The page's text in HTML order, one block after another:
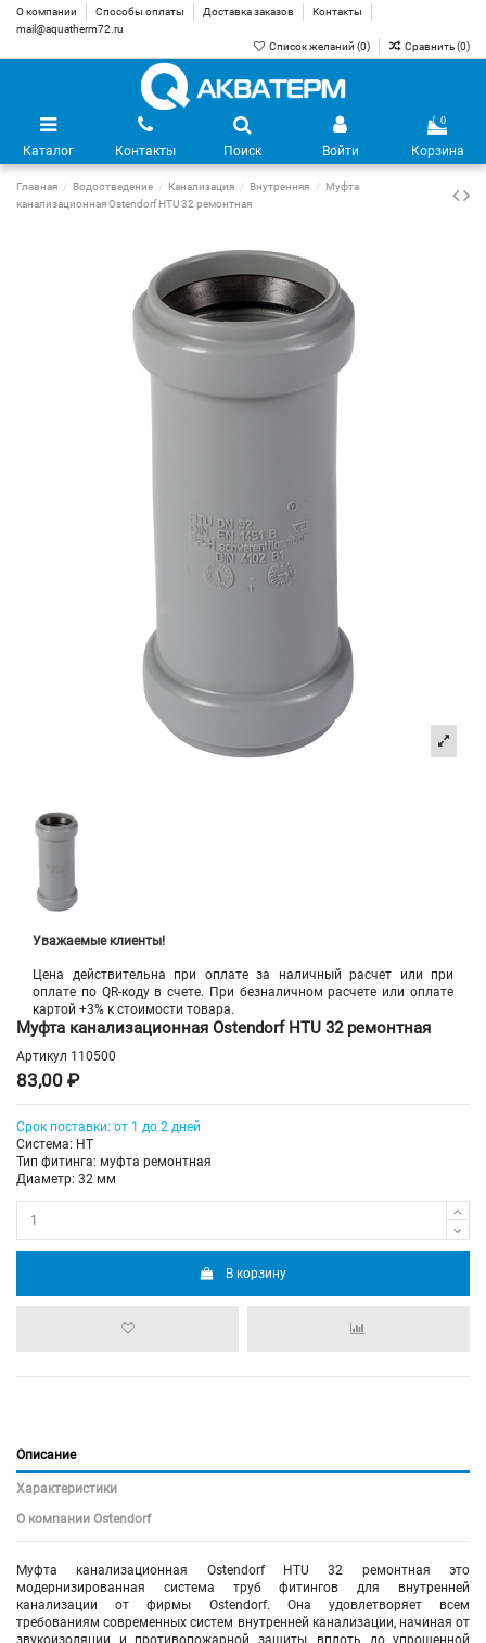
О компании Способы оплаты Доставка заказов
Контакты
mail@aquatherm72.ru
Список желаний (0) Сравнить (0)
Каталог Контакты Поиск Войти
0
Корзина
Главная Водоотведение Канализация Внутренняя
Муфта
канализационная Ostendorf HTU 32 ремонтная
Уважаемые клиенты!
Цена действительна при оплате за наличный расчет или при
оплате по QR-коду в счете. При безналичном расчете или оплате
картой +3% к стоимости товара.
Муфта канализационная Ostendorf HTU 32 ремонтная
Артикул 110500
83,00 ₽
Срок поставки: от 1 до 2 дней
Система: HT
Тип фитинга: муфта ремонтная
Диаметр: 32 мм
В корзину
Описание
Характеристики
О компании Ostendorf
Муфта канализационная Ostendorf HTU 32 ремонтная это
модернизированная система труб фитингов для внутренней
канализации от фирмы Ostendorf. Она удовлетворяет всем
требованиям современных систем внутренней канализации, начиная от
звукоизоляции и противопожарной защиты, вплоть до упрощенной